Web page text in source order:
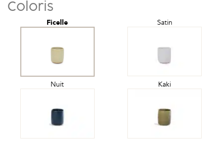
Coloris
Ficelle Satin
Nuit Kaki